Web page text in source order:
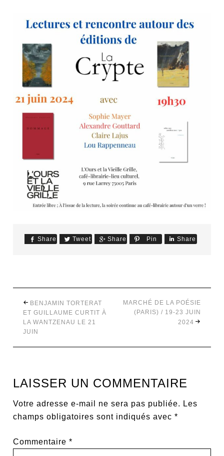
Share Tweet Share Pin Share
BENJAMIN TORTERAT
ET GUILLAUME CURTIT À
LA WANTZENAU LE 21
JUIN
MARCHÉ DE LA POÉSIE
(PARIS) / 19-23 JUIN
2024
LAISSER UN COMMENTAIRE
Votre adresse e-mail ne sera pas publiée. Les
champs obligatoires sont indiqués avec*
Commentaire*